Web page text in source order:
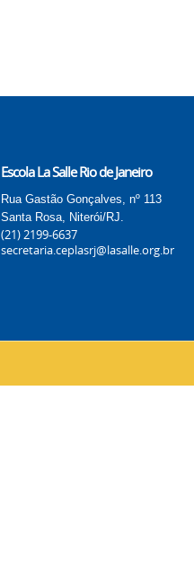
Escola La Salle Rio de Janeiro
Rua Gastão Gonçalves, nº 113
Santa Rosa, Niterói/RJ.
(21) 2199-6637
secretaria.ceplasrj@lasalle.org.br